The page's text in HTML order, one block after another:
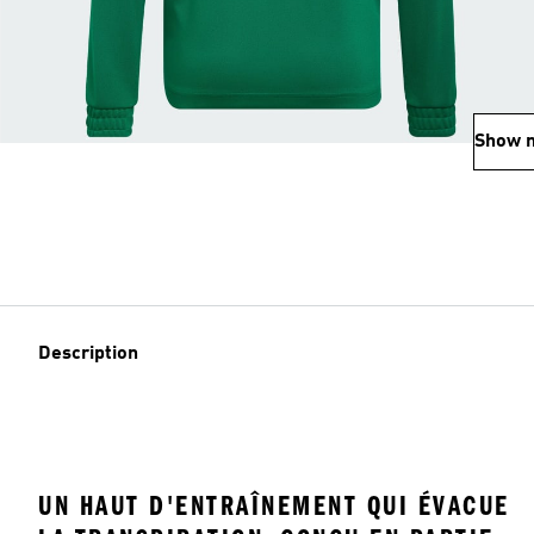
Show
Description
UN HAUT D'ENTRAÎNEMENT QUI ÉVACUE